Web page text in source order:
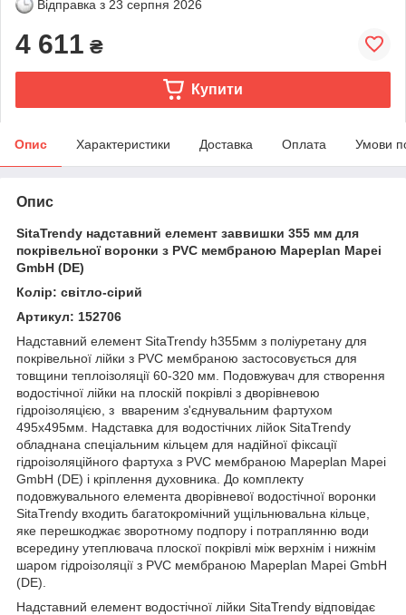
Відправка з 23 серпня 2026
4 611 ₴
Купити
Опис Характеристики Доставка Оплата Умови
Опис
SitaTrendy надставний елемент заввишки 355 мм для
покрівельної воронки з PVC мембраною Mapeplan Mapei
GmbH (DE)
Колір: світло-сірий
Артикул: 152706
Надставний елемент SitaTrendy h355мм з поліуретану для
покрівельної лійки з PVC мембраною застосовується для
товщини теплоізоляції 60-320 мм. Подовжувач для створення
водостічної лійки на плоскій покрівлі з дворівневою
гідроізоляцією, з ввареним з'єднувальним фартухом
495х495мм. Надставка для водостічних лійок SitaTrendy
обладнана спеціальним кільцем для надійної фіксації
гідроізоляційного фартуха з PVC мембраною Mapeplan Mapei
GmbH (DE) і кріплення духовника. До комплекту
подовжувального елемента дворівневої водостічної воронки
SitaTrendy входить багатокромічний ущільнювальна кільце,
яке перешкоджає зворотному подпору і потраплянню води
всередину утеплювача плоскої покрівлі між верхнім і нижнім
шаром гідроізоляції з PVC мембраною Mapeplan Mapei GmbH
(DE).
Надставний елемент водостічної лійки SitaTrendy відповідає